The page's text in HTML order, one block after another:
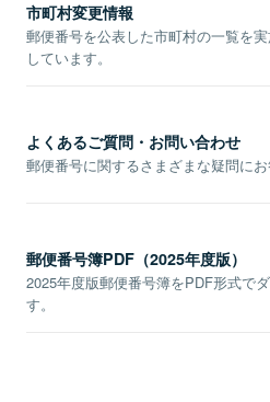
市町村変更情報
郵便番号を公表した市町村の一覧を
しています。
よくあるご質問・お問い合わせ
郵便番号に関するさまざまな疑問にお
郵便番号簿PDF（2025年度版）
2025年度版郵便番号簿をPDF形式で
す。